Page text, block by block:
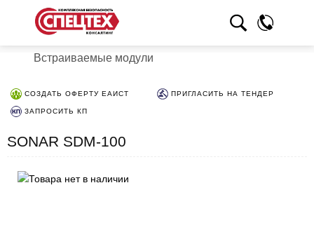
Встраиваемые модули
СОЗДАТЬ ОФЕРТУ ЕАИСТ ПРИГЛАСИТЬ НА ТЕНДЕР
ЗАПРОСИТЬ КП
SONAR SDM-100